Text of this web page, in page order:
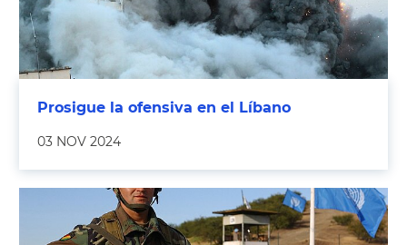
Prosigue la ofensiva en el Líbano
03 NOV 2024